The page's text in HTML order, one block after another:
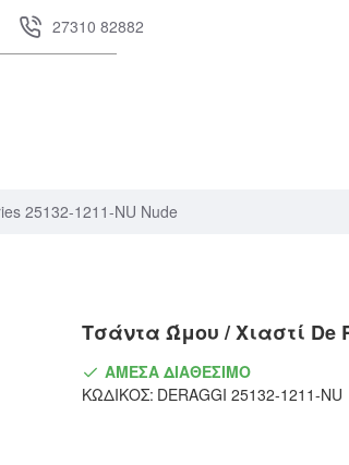
27310 82882
25132-1211-NU Nude
Τσάντα Ώμου / Χιαστί De
ΆΜΕΣΑ ΔΙΑΘΈΣΙΜΟ
ΚΩΔΙΚΌΣ: DERAGGI 25132-1211-NU